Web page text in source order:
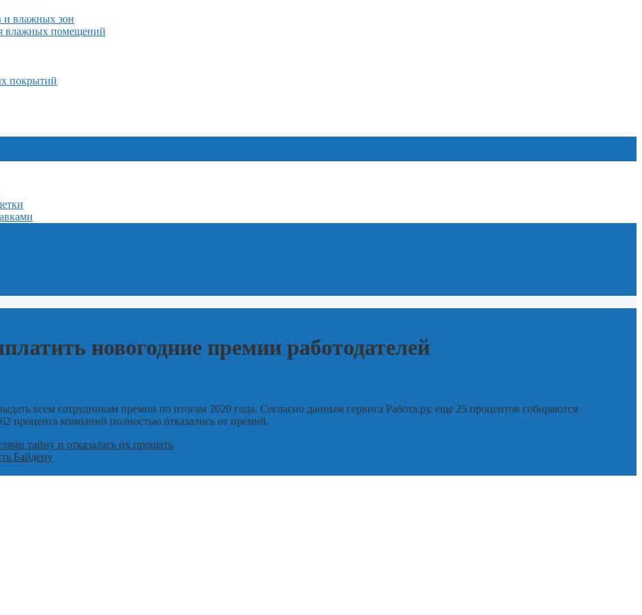
и влажных зон
влажных помещений
покрытий
новогодние премии работодателей
всем сотрудникам премии по итогам 2020 года. Согласно данным сервиса Работа.ру, еще 25 процентов собираются
процента компаний полностью отказались от премий.
тайну и отказалась их прощать
Байдену